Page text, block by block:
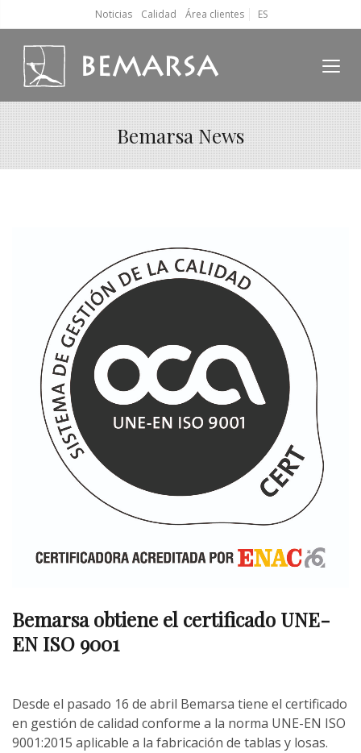
Noticias Calidad Área clientes ES
Bemarsa News
Bemarsa obtiene el certificado UNE-
EN ISO 9001
Desde el pasado 16 de abril Bemarsa tiene el certificado
en gestión de calidad conforme a la norma UNE-EN ISO
9001:2015 aplicable a la fabricación de tablas y losas.